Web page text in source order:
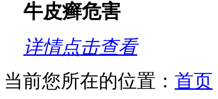
牛皮癣危害
详情点击查看
当前您所在的位置： 首页